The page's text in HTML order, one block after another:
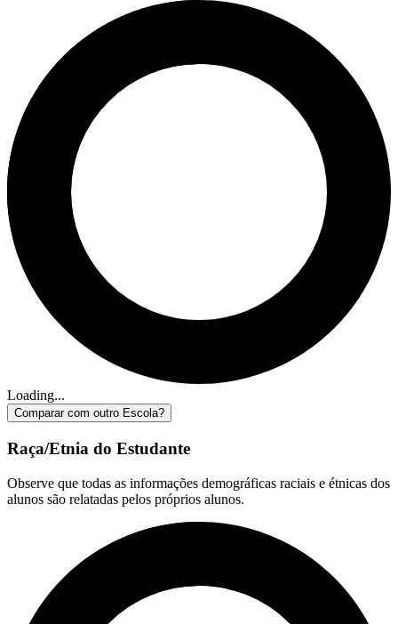
Loading...
Comparar com outro Escola?
Raça/Etnia do Estudante
Observe que todas as informações demográficas raciais e étnicas dos
alunos são relatadas pelos próprios alunos.